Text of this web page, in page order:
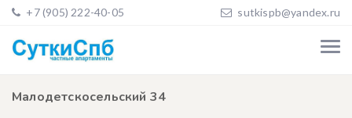
+7 (905) 222-40-05 sutkispb@yandex.ru
Малодетскосельский 34